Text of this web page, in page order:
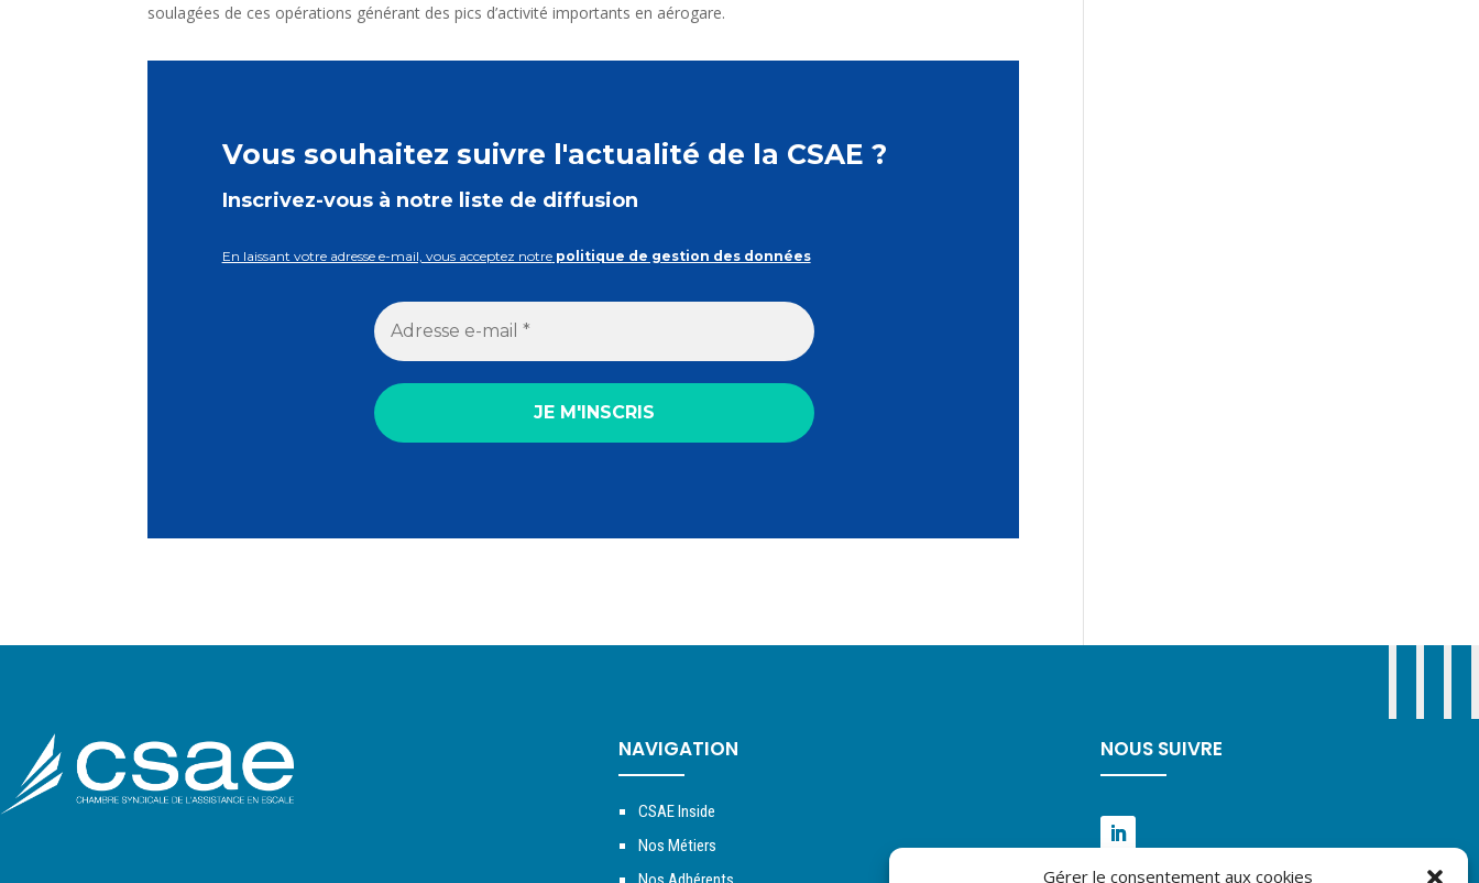
Gérer le consentement aux cookies
soulagées de ces opérations générant des pics d’activité importants en aérogare.
Vous souhaitez suivre l'actualité de la CSAE ?
Inscrivez-vous à notre liste de diffusion
En laissant votre adresse e-mail, vous acceptez notrepolitique de gestion des données
NAVIGATION
CSAE Inside
Nos Métiers
NOUS SUIVRE